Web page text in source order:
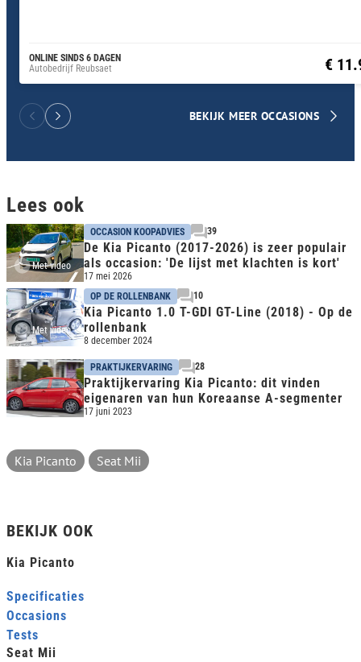
ONLINE SINDS 6 DAGEN
Autobedrijf Reubsaet
€
BEKIJK MEER OCCASIONS
Lees ook
Met video
OCCASION KOOPADVIES 39
De Kia Picanto (2017-2026) is zeer populair
als occasion: 'De lijst met klachten is kort'
17 mei 2026
Met video
OP DE ROLLENBANK 10
Kia Picanto 1.0 T-GDI GT-Line (2018) - Op de
rollenbank
8 december 2024
PRAKTIJKERVARING 28
Praktijkervaring Kia Picanto: dit vinden
eigenaren van hun Koreaanse A-segmenter
17 juni 2023
Kia Picanto Seat Mii
BEKIJK OOK
Kia Picanto
Specificaties
Occasions
Tests
Seat Mii